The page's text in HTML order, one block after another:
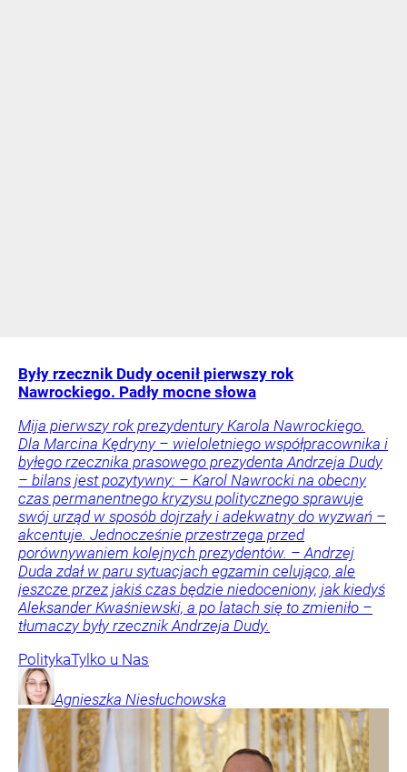
Były rzecznik Dudy ocenił pierwszy rok
Nawrockiego. Padły mocne słowa
Mija pierwszy rok prezydentury Karola Nawrockiego.
Dla Marcina Kędryny – wieloletniego współpracownika i
byłego rzecznika prasowego prezydenta Andrzeja Dudy
– bilans jest pozytywny: – Karol Nawrocki na obecny
czas permanentnego kryzysu politycznego sprawuje
swój urząd w sposób dojrzały i adekwatny do wyzwań –
akcentuje. Jednocześnie przestrzega przed
porównywaniem kolejnych prezydentów. – Andrzej
Duda zdał w paru sytuacjach egzamin celująco, ale
jeszcze przez jakiś czas będzie niedoceniony, jak kiedyś
Aleksander Kwaśniewski, a po latach się to zmieniło –
tłumaczy były rzecznik Andrzeja Dudy.
PolitykaTylko u Nas
Agnieszka Niesłuchowska